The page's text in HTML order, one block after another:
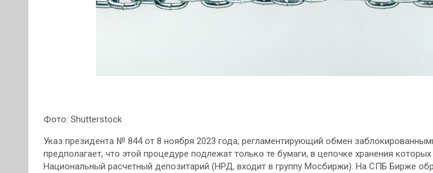
Фото: Shutterstock
Указ президента № 844 от 8 ноября 2023 года, регламентирующий обмен
предполагает, что этой процедуре подлежат только те бумаги, в цепочке хранения которых
Национальный расчетный депозитарий (НРД, входит в группу Мосбиржи). На СПБ Бирже